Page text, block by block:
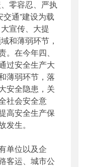
零容忍、严执
通”建设为载
宣传、大提
和薄弱环节，
在今年四、
过安全生产大
薄弱环节，落
安全隐患，关
社会安全意
高安全生产保
生。
单位以及企
客运、城市公